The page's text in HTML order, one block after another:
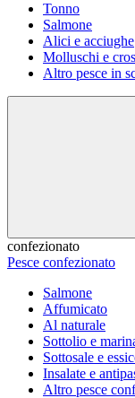
Tonno
Salmone
Alici e acciughe
Molluschi e
Altro pesce in
confezionato
Pesce confezionato
Salmone
Affumicato
Al naturale
Sottolio e
Sottosale e
Insalate e
Altro pesce